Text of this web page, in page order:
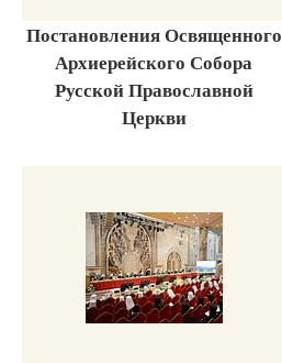
Постановления Освященного
Архиерейского Собора
Русской Православной
Церкви